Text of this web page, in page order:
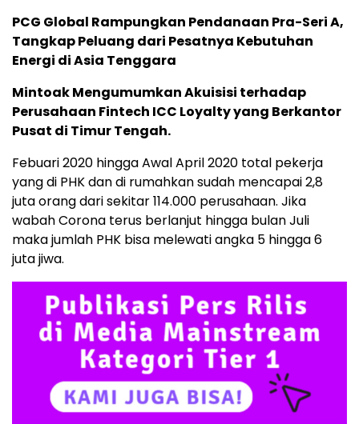
PCG Global Rampungkan Pendanaan Pra-Seri A,
Tangkap Peluang dari Pesatnya Kebutuhan
Energi di Asia Tenggara
Mintoak Mengumumkan Akuisisi terhadap
Perusahaan Fintech ICC Loyalty yang Berkantor
Pusat di Timur Tengah.
Febuari 2020 hingga Awal April 2020 total pekerja
yang di PHK dan di rumahkan sudah mencapai 2,8
juta orang dari sekitar 114.000 perusahaan. Jika
wabah Corona terus berlanjut hingga bulan Juli
maka jumlah PHK bisa melewati angka 5 hingga 6
juta jiwa.